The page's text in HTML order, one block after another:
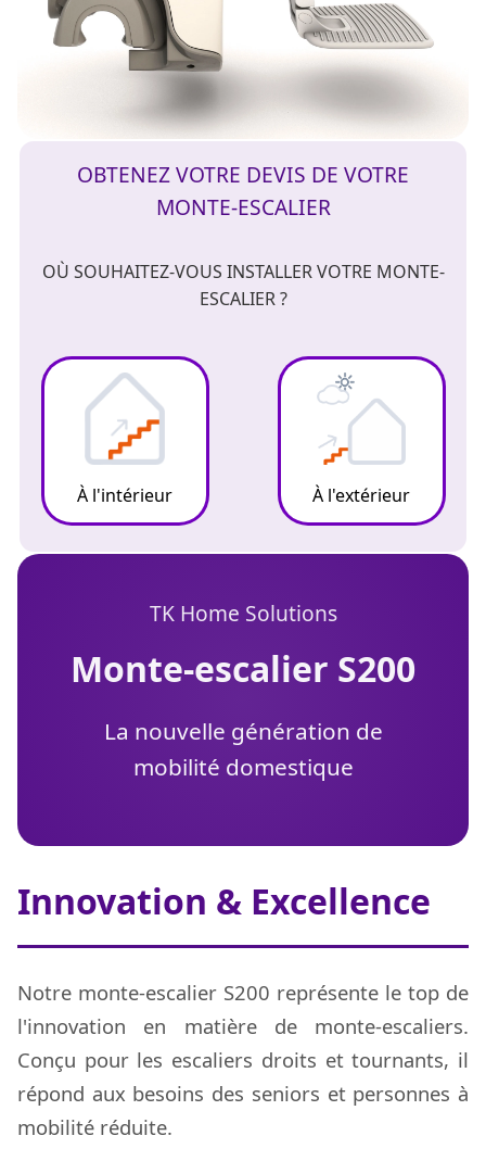
OBTENEZ VOTRE DEVIS DE VOTRE
MONTE-ESCALIER
OÙ SOUHAITEZ-VOUS INSTALLER VOTRE MONTE-
ESCALIER ?
À l'intérieur À l'extérieur
TK Home Solutions
monte-escalier S200
La nouvelle génération de
mobilité domestique
Innovation & Excellence
Notre monte-escalier S200 représente le top de
l'innovation en matière de monte-escaliers.
Conçu pour les escaliers droits et tournants, il
répond aux besoins des seniors et personnes à
mobilité réduite.